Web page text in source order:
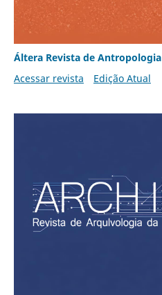
Áltera Revista de Antropologia
Acessar revista
Edição Atual